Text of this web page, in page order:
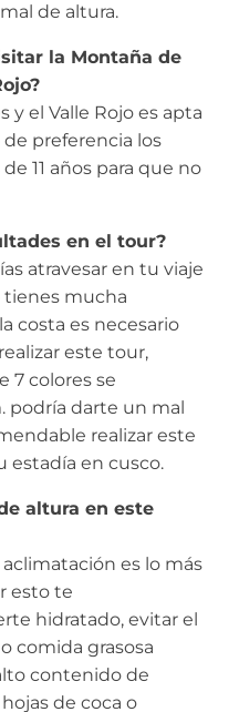
de altura.
la Montaña de
y el Valle Rojo es apta
preferencia los
11 años para que no
en el tour?
atravesar en tu viaje
tienes mucha
costa es necesario
este tour,
7 colores se
podría darte un mal
realizar este
estadía en cusco.
altura en este
es lo más
esto te
hidratado, evitar el
comida grasosa
contenido de
de coca o